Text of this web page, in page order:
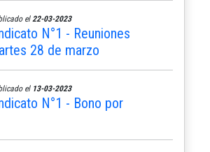
el 22-03-2023
N°1 - Reuniones
28 de marzo
el 13-03-2023
N°1 - Bono por